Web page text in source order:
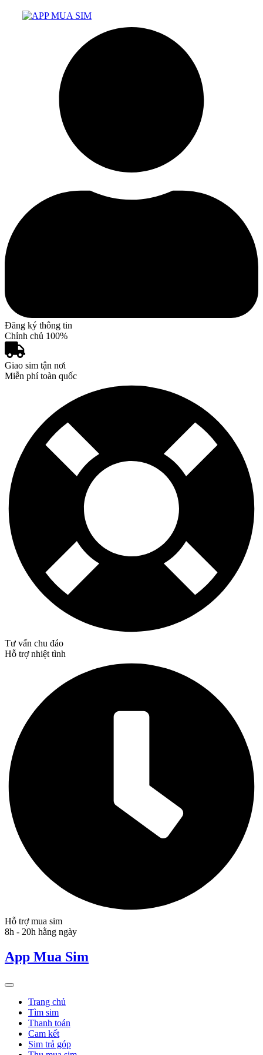
Đăng ký thông tin
Chỉnh chủ 100%
Giao sim tận nơi
Miễn phí toàn quốc
Tư vấn chu đáo
Hỗ trợ nhiệt tình
Hỗ trợ mua sim
8h - 20h hằng ngày
App Mua Sim
Trang chủ
Tìm sim
Thanh toán
Cam kết
Sim trả góp